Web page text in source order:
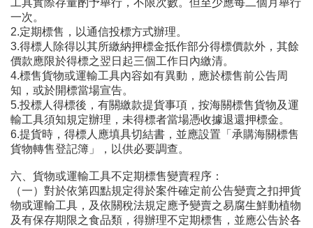
工具實際存量酌予舉行，不限次數。但至少應每二個月舉行
一次。
2.定期標售，以通信投標方式辦理。
3.得標人除得以其所繳納押標金抵作部分得標價款外，其餘
價款應限於得標之翌日起三個工作日內繳清。
4.標售貨物或運輸工具內容如有異動，應於標售前公告周
知，或於開標當場宣告。
5.投標人得標後，有關繳款提貨事項，按海關標售貨物及運
輸工具須知規定辦理，未得標者當場憑收據退還押標金。
6.提貨時，得標人應填具切結書，並應設置「承購海關標售
貨物轉售登記簿」，以供必要調查。
六、貨物或運輸工具不定期標售變賣程序：
（一）對於依第四點規定得於案件確定前公告變賣之扣押貨
物或運輸工具，及依關稅法規定應予變賣之易腐生鮮動植物
及有保存期限之食品類，得辦理不定期標售，並應公告於各